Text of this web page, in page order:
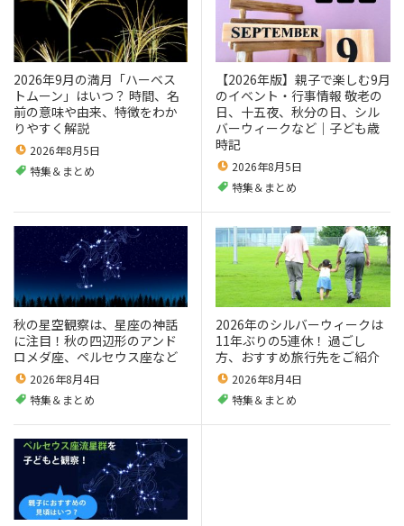
2026年9月の満月「ハーベス
トムーン」はいつ？ 時間、名
前の意味や由来、特徴をわか
りやすく解説
2026年8月5日
特集＆まとめ
【2026年版】親子で楽しむ9月
のイベント・行事情報 敬老の
日、十五夜、秋分の日、シル
バーウィークなど｜子ども歳
時記
2026年8月5日
特集＆まとめ
秋の星空観察は、星座の神話
に注目！秋の四辺形のアンド
ロメダ座、ペルセウス座など
2026年8月4日
特集＆まとめ
2026年のシルバーウィークは
11年ぶりの5連休！ 過ごし
方、おすすめ旅行先をご紹介
2026年8月4日
特集＆まとめ